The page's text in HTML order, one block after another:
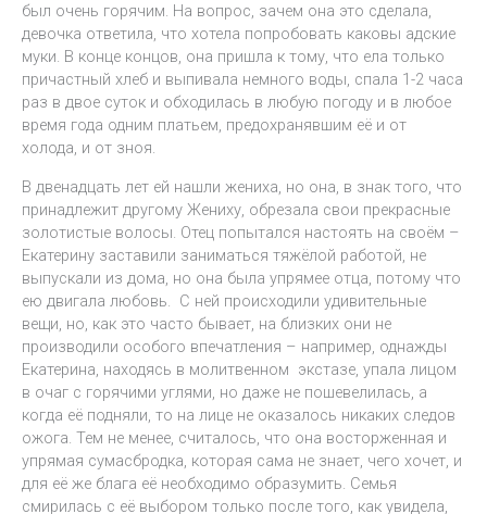
был очень горячим. На вопрос, зачем она это сделала,
девочка ответила, что хотела попробовать каковы адские
муки. В конце концов, она пришла к тому, что ела только
причастный хлеб и выпивала немного воды, спала 1-2 часа
раз в двое суток и обходилась в любую погоду и в любое
время года одним платьем, предохранявшим её и от
холода, и от зноя.
В двенадцать лет ей нашли жениха, но она, в знак того, что
принадлежит другому Жениху, обрезала свои прекрасные
золотистые волосы. Отец попытался настоять на своём –
Екатерину заставили заниматься тяжёлой работой, не
выпускали из дома, но она была упрямее отца, потому что
ею двигала любовь. С ней происходили удивительные
вещи, но, как это часто бывает, на близких они не
производили особого впечатления – например, однажды
Екатерина, находясь в молитвенном экстазе, упала лицом
в очаг с горячими углями, но даже не пошевелилась, а
когда её подняли, то на лице не оказалось никаких следов
ожога. Тем не менее, считалось, что она восторженная и
упрямая сумасбродка, которая сама не знает, чего хочет, и
для её же блага её необходимо образумить. Семья
смирилась с её выбором только после того, как увидела,